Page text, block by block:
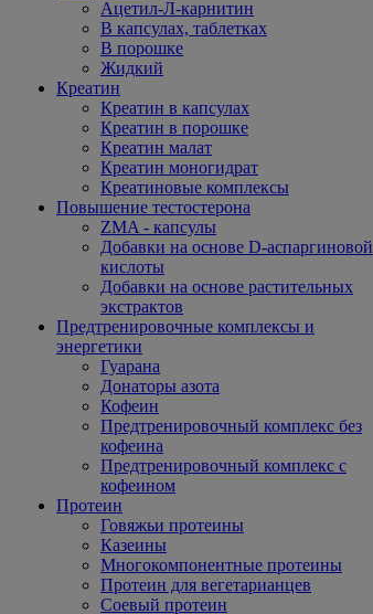
Ацетил-Л-карнитин
В капсулах, таблетках
В порошке
Жидкий
Креатин
Креатин в капсулах
Креатин в порошке
Креатин малат
Креатин моногидрат
Креатиновые комплексы
Повышение тестостерона
ZMA - капсулы
Добавки на основе D-аспаргиновой
кислоты
Добавки на основе растительных
экстрактов
Предтренировочные комплексы и
энергетики
Гуарана
Донаторы азота
Кофеин
Предтренировочный комплекс без
кофеина
Предтренировочный комплекс с
кофеином
Протеин
Говяжьи протеины
Казеины
Многокомпонентные протеины
Протеин для вегетарианцев
Соевый протеин